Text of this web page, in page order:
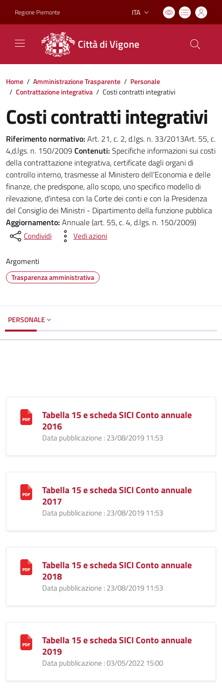
Regione Piemonte Lingua attiva:
ITA
Città di Vigone
Home / Amministrazione Trasparente / Personale
/ Contrattazione integrativa / Costi contratti integrativi
Costi contratti integrativi
Riferimento normativo: Art. 21, c. 2, d.lgs. n. 33/2013Art. 55, c.
4,d.lgs. n. 150/2009 Contenuti: Specifiche informazioni sui costi
della contrattazione integrativa, certificate dagli organi di
controllo interno, trasmesse al Ministero dell'Economia e delle
finanze, che predispone, allo scopo, uno specifico modello di
rilevazione, d'intesa con la Corte dei conti e con la Presidenza
del Consiglio dei Ministri - Dipartimento della funzione pubblica
Aggiornamento: Annuale (art. 55, c. 4, d.lgs. n. 150/2009)
Condividi Vedi azioni
Argomenti
Trasparenza amministrativa
PERSONALE
Tabella 15 e scheda SICI Conto annuale
2016
Data pubblicazione : 23/08/2019 11:53
Tabella 15 e scheda SICI Conto annuale
2017
Data pubblicazione : 23/08/2019 11:53
Tabella 15 e scheda SICI Conto annuale
2018
Data pubblicazione : 23/08/2019 11:53
Tabella 15 e scheda SICI Conto annuale
2019
Data pubblicazione : 03/05/2022 15:00